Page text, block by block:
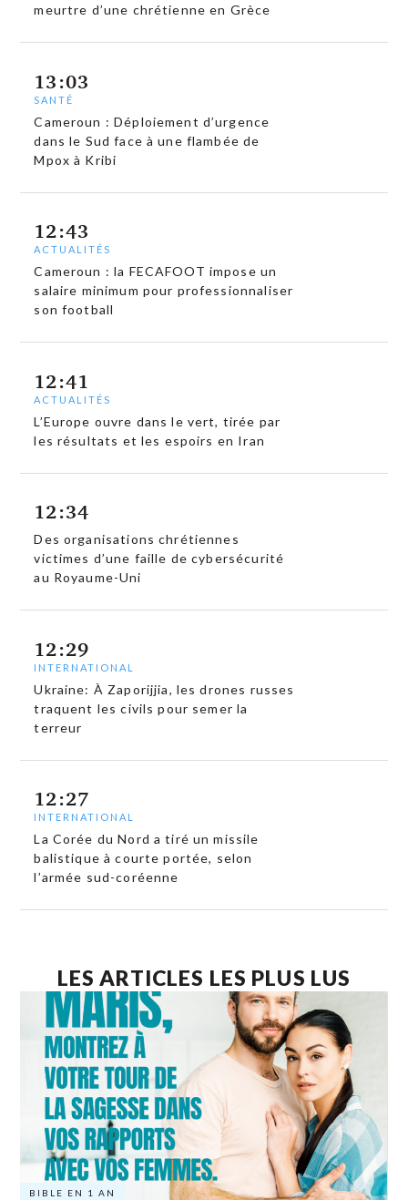
meurtre d’une chrétienne en Grèce
13:03
SANTÉ
Cameroun : Déploiement d’urgence
dans le Sud face à une flambée de
Mpox à Kribi
12:43
ACTUALITÉS
Cameroun : la FECAFOOT impose un
salaire minimum pour professionnaliser
son football
12:41
ACTUALITÉS
L’Europe ouvre dans le vert, tirée par
les résultats et les espoirs en Iran
12:34
Des organisations chrétiennes
victimes d’une faille de cybersécurité
au Royaume-Uni
12:29
INTERNATIONAL
Ukraine: À Zaporijjia, les drones russes
traquent les civils pour semer la
terreur
12:27
INTERNATIONAL
La Corée du Nord a tiré un missile
balistique à courte portée, selon
l’armée sud-coréenne
LES ARTICLES LES PLUS LUS
BIBLE EN 1 AN